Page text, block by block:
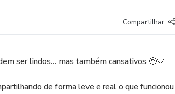
Compartilhar
ser lindos… mas também cansativos 🥹🤍
de forma leve e real o que funcionou